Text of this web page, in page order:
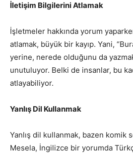
İletişim Bilgilerini Atlamak
İşletmeler hakkında yorum
atlamak, büyük bir kayıp. Yani,
yerine, nerede olduğunu da
unutuluyor. Belki de insanlar, bu
atlayabiliyor.
Yanlış Dil Kullanmak
Yanlış dil kullanmak, bazen komik
Mesela, İngilizce bir yorumda